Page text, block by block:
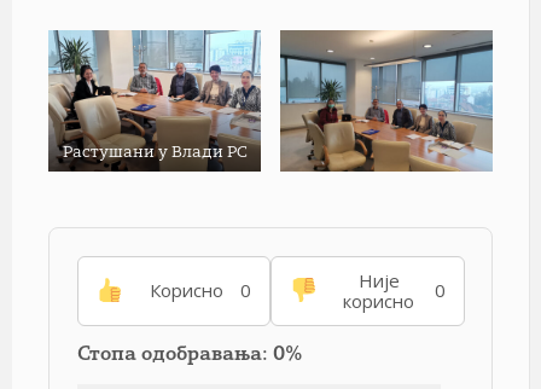
Растушани у Влади РС
Корисно 0
Није
корисно
0
Стопа одобравања: 0%